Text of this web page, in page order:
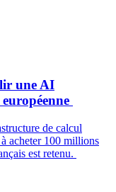
une AI
de calcul
acheter 100 millions
est retenu.